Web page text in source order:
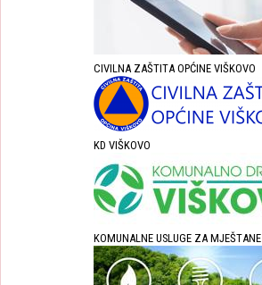
CIVILNA ZAŠTITA OPĆINE VIŠKOVO
KD VIŠKOVO
KOMUNALNE USLUGE ZA MJEŠTANE